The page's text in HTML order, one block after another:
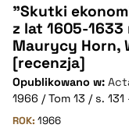
pobierz cytat
CZYSTY TEKST
pobierz cytat
"Skutki
z lat 1605-1633
Maurycy Horn,
[recenzja]
Opublikowano w:
1966 / Tom 13 / s. 131
ROK: 1966